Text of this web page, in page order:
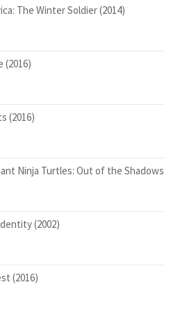
The Winter Soldier (2014)
(2016)
(2016)
Ninja Turtles: Out of the Shadows
(2002)
(2016)